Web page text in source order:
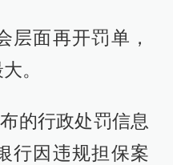
层面再开罚单，
。
的行政处罚信息
行因违规担保案